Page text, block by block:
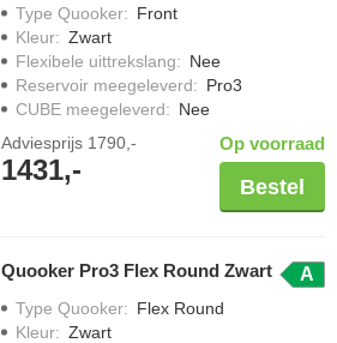
Type Quooker: Front
Kleur: Zwart
Flexibele uittrekslang: Nee
Reservoir meegeleverd: Pro3
CUBE meegeleverd: Nee
Adviesprijs 1790,-
1431,-
Op voorraad
Bestel
Quooker Pro3 Flex Round Zwart A
Type Quooker: Flex Round
Kleur: Zwart